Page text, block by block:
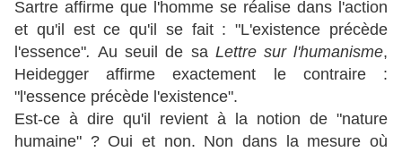
Sartre affirme que l'homme se réalise dans l'action
et qu'il est ce qu'il se fait : "L'existence précède
l'essence".Au seuil de sa Lettre sur l'humanisme,
Heidegger affirme exactement le contraire :
"l'essence précède l'existence".
Est-ce à dire qu'il revient à la notion de "nature
humaine" ? Oui et non. Non dans la mesure où